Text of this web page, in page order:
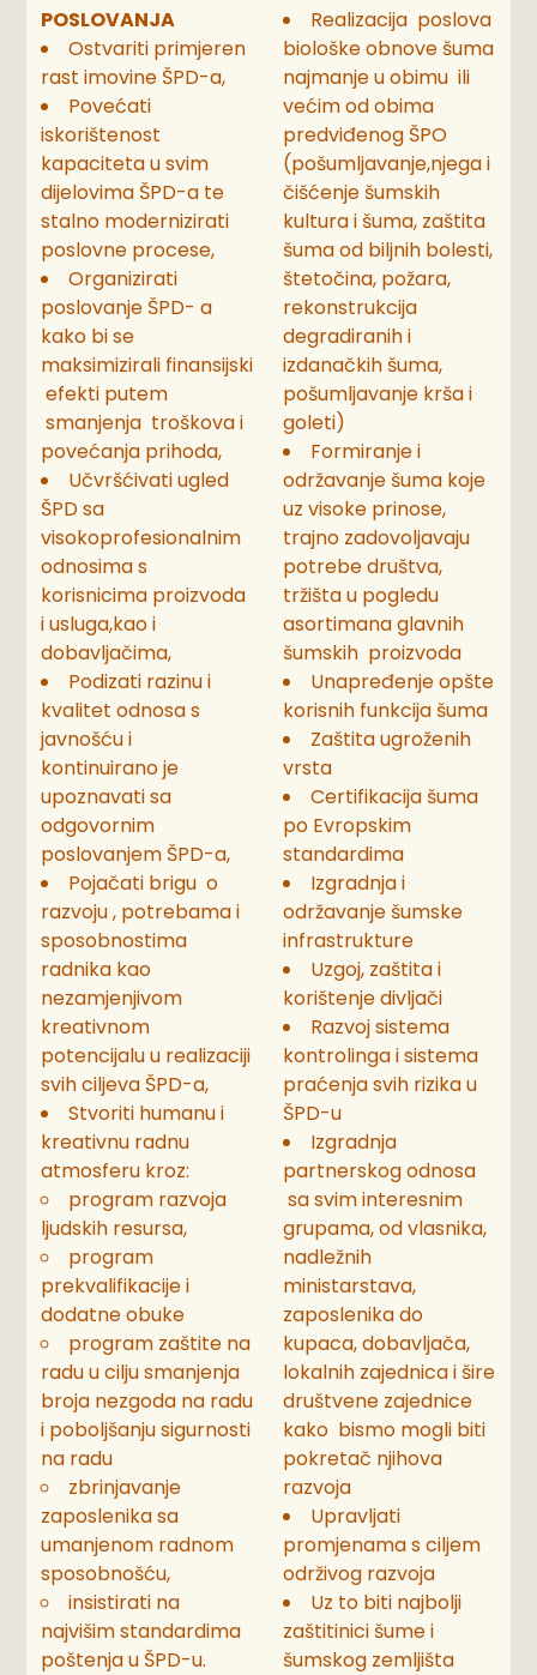
POSLOVANJA
Ostvariti primjeren
rast imovine ŠPD-a,
Povećati
iskorištenost
kapaciteta u svim
dijelovima ŠPD-a te
stalno modernizirati
poslovne procese,
Organizirati
poslovanje ŠPD- a
kako bi se
maksimizirali finansijski
efekti putem
smanjenja troškova i
povećanja prihoda,
Učvršćivati ugled
ŠPD sa
visokoprofesionalnim
odnosima s
korisnicima proizvoda
i usluga,kao i
dobavljačima,
Podizati razinu i
kvalitet odnosa s
javnošću i
kontinuirano je
upoznavati sa
odgovornim
poslovanjem ŠPD-a,
Pojačati brigu o
razvoju , potrebama i
sposobnostima
radnika kao
nezamjenjivom
kreativnom
potencijalu u realizaciji
svih ciljeva ŠPD-a,
Stvoriti humanu i
kreativnu radnu
atmosferu kroz:
program razvoja
ljudskih resursa,
program
prekvalifikacije i
dodatne obuke
program zaštite na
radu u cilju smanjenja
broja nezgoda na radu
i poboljšanju sigurnosti
na radu
zbrinjavanje
zaposlenika sa
umanjenom radnom
sposobnošću,
insistirati na
najvišim standardima
poštenja u ŠPD-u.
Realizacija poslova
biološke obnove šuma
najmanje u obimu ili
većim od obima
predviđenog ŠPO
(pošumljavanje,njega i
čišćenje šumskih
kultura i šuma, zaštita
šuma od biljnih bolesti,
štetočina, požara,
rekonstrukcija
degradiranih i
izdanačkih šuma,
pošumljavanje krša i
goleti)
Formiranje i
održavanje šuma koje
uz visoke prinose,
trajno zadovoljavaju
potrebe društva,
tržišta u pogledu
asortimana glavnih
šumskih proizvoda
Unapređenje opšte
korisnih funkcija šuma
Zaštita ugroženih
vrsta
Certifikacija šuma
po Evropskim
standardima
Izgradnja i
održavanje šumske
infrastrukture
Uzgoj, zaštita i
korištenje divljači
Razvoj sistema
kontrolinga i sistema
praćenja svih rizika u
ŠPD-u
Izgradnja
partnerskog odnosa
sa svim interesnim
grupama, od vlasnika,
nadležnih
ministarstava,
zaposlenika do
kupaca, dobavljača,
lokalnih zajednica i šire
društvene zajednice
kako bismo mogli biti
pokretač njihova
razvoja
Upravljati
promjenama s ciljem
održivog razvoja
Uz to biti najbolji
zaštitinici šume i
šumskog zemljišta